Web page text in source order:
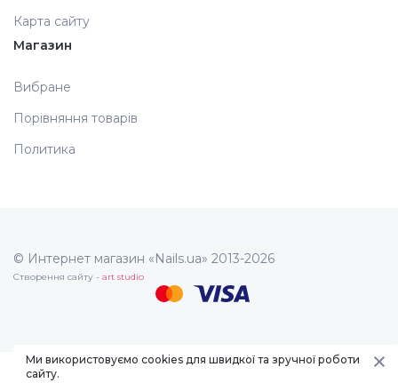
Карта сайту
Магазин
Вибране
Порівняння товарів
Политика
© Интернет магазин «Nails.ua» 2013-2026
Створення сайту - art studio
Ми використовуємо cookies для швидкої та зручної роботи
сайту.